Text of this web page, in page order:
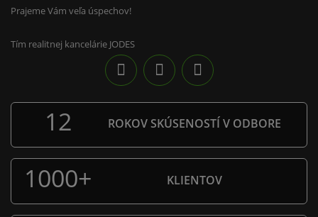
Prajeme Vám veľa úspechov!
Tím realitnej kancelárie JODES
12 ROKOV SKÚSENOSTÍ V ODBORE
1000+ KLIENTOV